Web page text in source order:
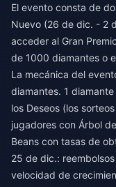
El evento consta de
Nuevo (26 de dic. - 2
acceder al Gran
de 1000 diamantes o
La mecánica del
diamantes. 1
los Deseos (los
jugadores con Árbol
Beans con tasas de
25 de dic.:
velocidad de